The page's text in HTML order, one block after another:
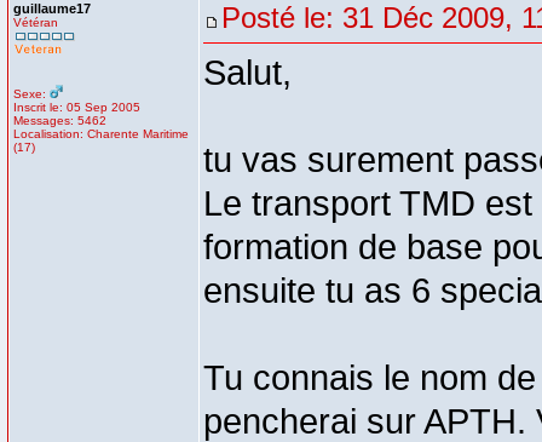
guillaume17
Vétéran
Sexe:
Inscrit le: 05 Sep 2005
Messages: 5462
Localisation: Charente Maritime
(17)
Posté le: 31 Déc 2009,
Salut,
tu vas surement
Le transport TMD
formation de base
ensuite tu as 6
Tu connais le nom
pencherai sur